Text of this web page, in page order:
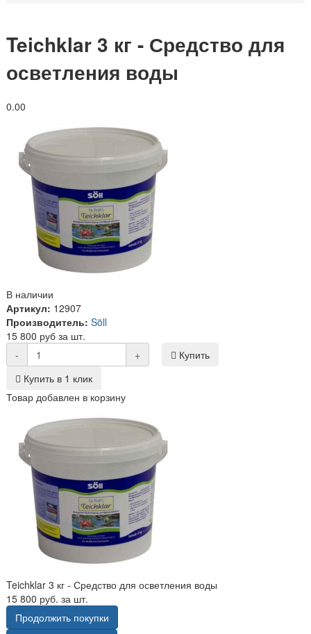
Teichklar 3 кг - Средство для
осветления воды
0.00
В наличии
Артикул: 12907
Производитель: Söll
15 800 руб за шт.
-
+
Купить
Купить в 1 клик
Товар добавлен в корзину
Teichklar 3 кг - Средство для осветления воды
15 800 руб. за шт.
Продолжить покупки